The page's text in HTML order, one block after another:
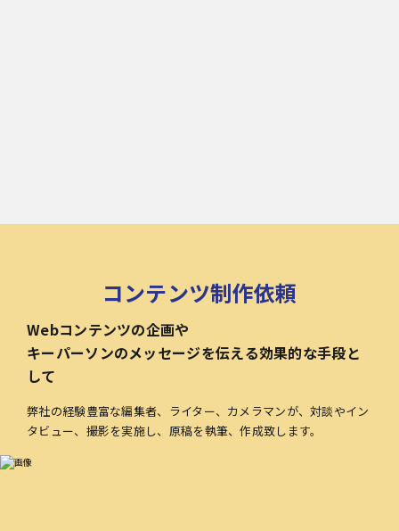
コンテンツ制作依頼
Webコンテンツの企画や
キーパーソンのメッセージを伝える効果的な手段と
して
弊社の経験豊富な編集者、ライター、カメラマンが、対談やイン
タビュー、撮影を実施し、原稿を執筆、作成致します。